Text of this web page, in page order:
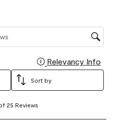
Relevancy Info
Sort by
25 Reviews